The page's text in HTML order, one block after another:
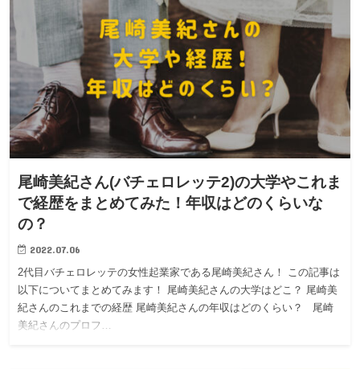
尾崎美紀さん(バチェロレッテ2)の大学やこれま
で経歴をまとめてみた！年収はどのくらいな
の？
2022.07.06
2代目バチェロレッテの女性起業家である尾崎美紀さん！ この記事は
以下についてまとめてみます！ 尾崎美紀さんの大学はどこ？ 尾崎美
紀さんのこれまでの経歴 尾崎美紀さんの年収はどのくらい？ 尾崎
美紀さんのプロフ…